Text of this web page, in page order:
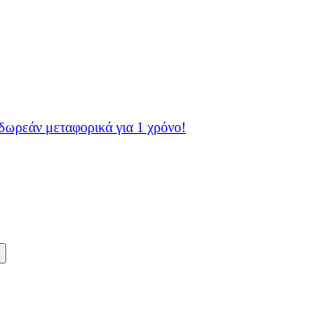
μεταφορικά για 1 χρόνο!